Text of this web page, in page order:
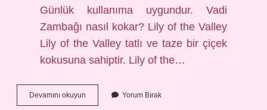
Günlük kullanıma uygundur. Vadi
Zambağı nasıl kokar? Lily of the Valley
Lily of the Valley tatlı ve taze bir çiçek
kokusuna sahiptir. Lily of the…
Devamını okuyun
Kokusu
Yorum Bırak